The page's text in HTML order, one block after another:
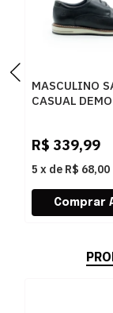
MASCULINO
CASUAL
R$ 339,99
5 x de R$ 68,00